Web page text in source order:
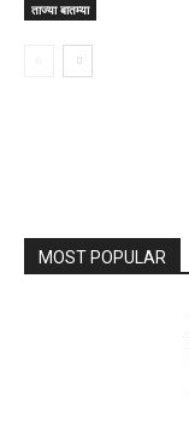
ताज्या बातम्या
MOST POPULAR